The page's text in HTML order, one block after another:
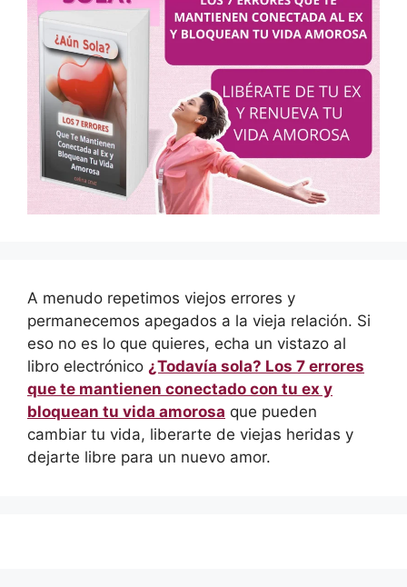
A menudo repetimos viejos errores y
permanecemos apegados a la vieja relación. Si
eso no es lo que quieres, echa un vistazo al
libro electrónico ¿Todavía sola? Los 7 errores
que te mantienen conectado con tu ex y
bloquean tu vida amorosa que pueden
cambiar tu vida, liberarte de viejas heridas y
dejarte libre para un nuevo amor.